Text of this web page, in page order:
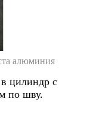
алюминия
цилиндр с
по шву.